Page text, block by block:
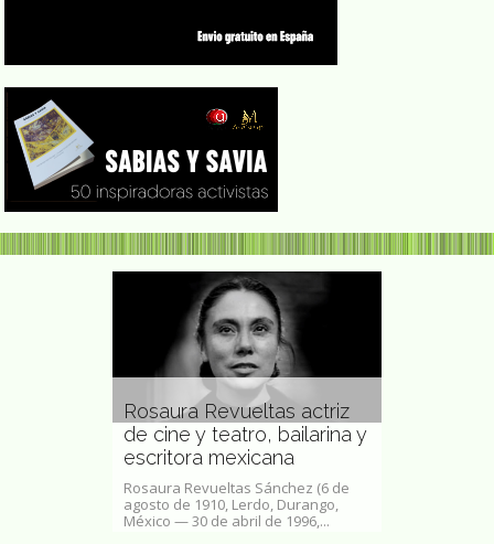
Rosaura Revueltas actriz
de cine y teatro, bailarina y
escritora mexicana
Rosaura Revueltas Sánchez (6 de
agosto de 1910, Lerdo, Durango,
México — 30 de abril de 1996,...